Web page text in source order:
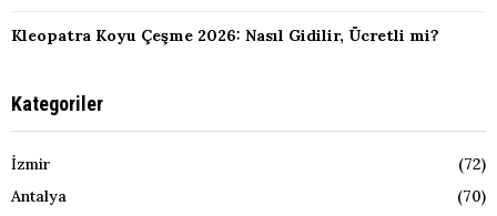
Kleopatra Koyu Çeşme 2026: Nasıl Gidilir, Ücretli mi?
Kategoriler
İzmir
(72)
Antalya
(70)